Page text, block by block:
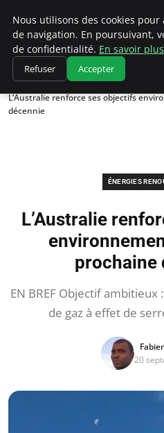
Climatedebtagents
Accueil
Énergies Renouvelables
L’Australie renforce ses objectifs
décennie
ÉNERGIES
L’Australie
prochaine
EN BREF Objectif
de gaz à effet de
20
Nous utilisons des cookies
de navigation. En poursuivant,
de confidentialité. En savoir plus
Refuser Accepter